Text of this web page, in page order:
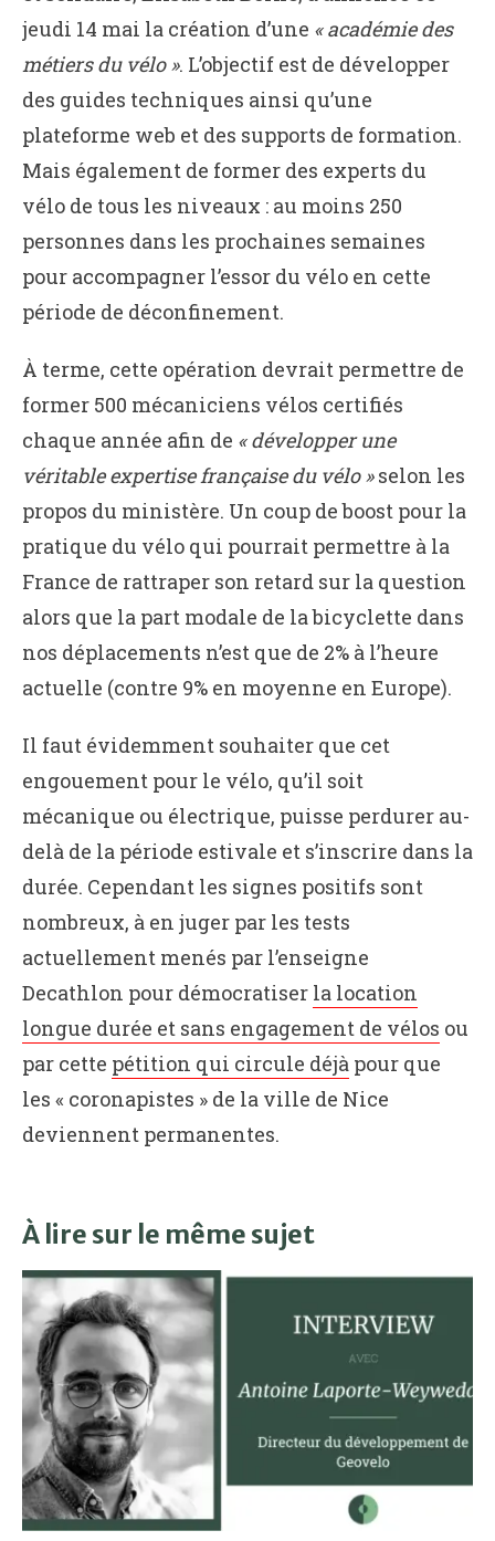
jeudi 14 mai la création d’une « académie des
métiers du vélo ». L’objectif est de développer
des guides techniques ainsi qu’une
plateforme web et des supports de formation.
Mais également de former des experts du
vélo de tous les niveaux : au moins 250
personnes dans les prochaines semaines
pour accompagner l’essor du vélo en cette
période de déconfinement.
À terme, cette opération devrait permettre de
former 500 mécaniciens vélos certifiés
chaque année afin de « développer une
véritable expertise française du vélo »selon les
propos du ministère. Un coup de boost pour la
pratique du vélo qui pourrait permettre à la
France de rattraper son retard sur la question
alors que la part modale de la bicyclette dans
nos déplacements n’est que de 2% à l’heure
actuelle (contre 9% en moyenne en Europe).
Il faut évidemment souhaiter que cet
engouement pour le vélo, qu’il soit
mécanique ou électrique, puisse perdurer au-
delà de la période estivale et s’inscrire dans la
durée. Cependant les signes positifs sont
nombreux, à en juger par les tests
actuellement menés par l’enseigne
Decathlon pour démocratiser la location
longue durée et sans engagement de vélos ou
par cette pétition qui circule déjà pour que
les « coronapistes » de la ville de Nice
deviennent permanentes.
À lire sur le même sujet